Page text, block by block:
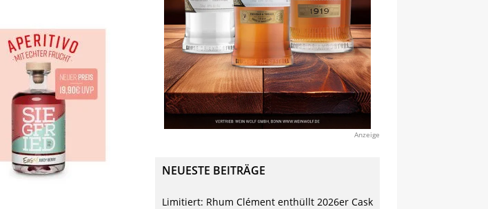
Anzeige
NEUESTE BEITRÄGE
Limitiert: Rhum Clément enthüllt 2026er Cask